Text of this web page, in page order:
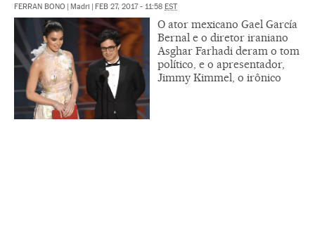
FERRAN BONO Madri FEB 27, 2017 - 11:58 EST
O ator mexicano Gael García
Bernal e o diretor iraniano
Asghar Farhadi deram o tom
político, e o apresentador,
Jimmy Kimmel, o irônico